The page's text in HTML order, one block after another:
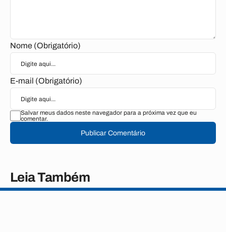
Nome (Obrigatório)
E-mail (Obrigatório)
Salvar meus dados neste navegador para a próxima vez que eu
comentar.
Publicar Comentário
Leia Também